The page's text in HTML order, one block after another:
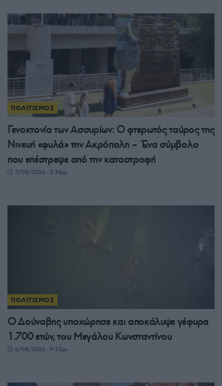
ΠΟΛΙΤΙΣΜΟΣ
Γενοκτονία των Ασσυρίων: Ο φτερωτός ταύρος της
Νινευή «φυλά» την Ακρόπολη – Ένα σύμβολο
που επέστρεψε από την καταστροφή
7/08/2026 - 5:38μμ
ΠΟΛΙΤΙΣΜΟΣ
Ο Δούναβης υποχώρησε και αποκάλυψε γέφυρα
1.700 ετών, του Μεγάλου Κωνσταντίνου
6/08/2026 - 9:35μμ